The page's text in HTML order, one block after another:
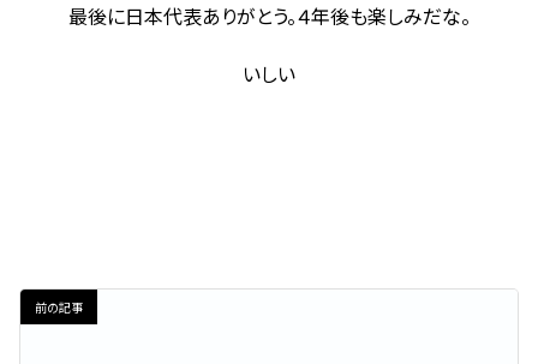
最後に日本代表ありがとう。４年後も楽しみだな。
いしい
前の記事